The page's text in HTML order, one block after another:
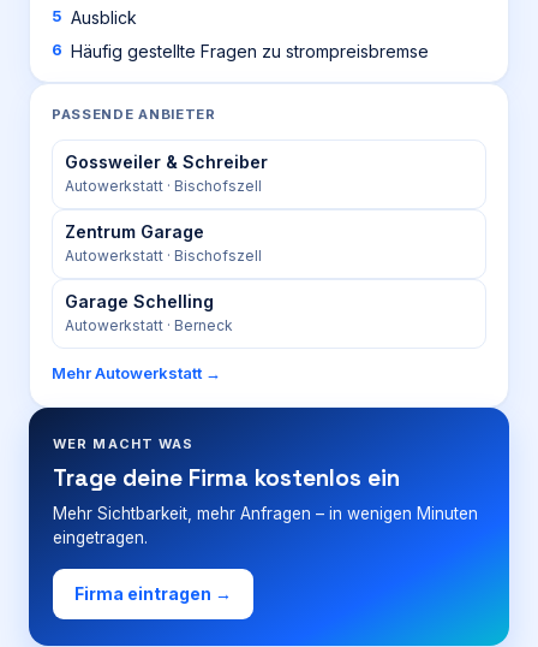
Ausblick
Häufig gestellte Fragen zu strompreisbremse
PASSENDE ANBIETER
Gossweiler & Schreiber
Autowerkstatt · Bischofszell
Zentrum Garage
Autowerkstatt · Bischofszell
Garage Schelling
Autowerkstatt · Berneck
MehrAutowerkstatt →
WER MACHT WAS
Trage deine Firma kostenlos ein
Mehr Sichtbarkeit, mehr Anfragen – in wenigen Minuten
eingetragen.
Firma eintragen →